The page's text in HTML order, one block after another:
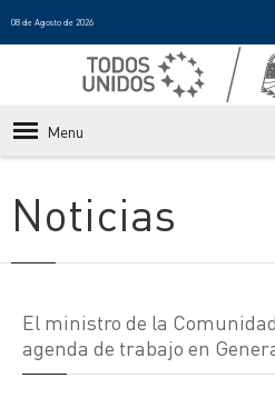
08 de Agosto de 2026
Menu
Noticias
El ministro de la
agenda de trabajo en